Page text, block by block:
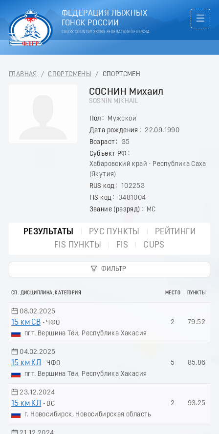
ФЕДЕРАЦИЯ ЛЫЖНЫХ
ГОНОК РОССИИ
CROSS COUNTRY SKIING FEDERATION OF RUSSIA
ГЛАВНАЯ / СПОРТСМЕНЫ / СПОРТСМЕН
СОСНИН Михаил
SOSNIN MIKHAIL
Пол
Мужской
Дата рождения
22.09.1990
Возраст
35
Субъект РФ
Хабаровский край - Республика Саха
(Якутия)
RUS код
102253
FIS код
3481004
Звание (разряд)
МС
РЕЗУЛЬТАТЫ РУС ПУНКТЫ
РЕЙТИНГИ
FIS ПУНКТЫ
FIS CUPS
ФИЛЬТР
СП. ДИСЦИПЛИНА, КАТЕГОРИЯ МЕСТО ПУНКТЫ
08.02.2025
15 км СВ - ЧФО
пгт. Вершина Тёи, Республика Хакасия
2 79.52
04.02.2025
15 км КЛ
- ЧФО
пгт. Вершина Тёи, Республика Хакасия
5 85.86
23.12.2024
15 км КЛ
- ВС
г. Новосибирск, Новосибирская область
2 93.25